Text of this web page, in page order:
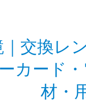
交換レ
カード
材・